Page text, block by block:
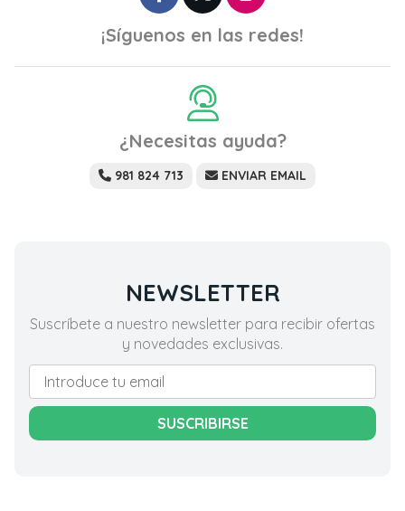
¡Síguenos en las redes!
¿Necesitas ayuda?
981 824 713 ENVIAR EMAIL
NEWSLETTER
Suscríbete a nuestro newsletter para recibir ofertas
y novedades exclusivas.
SUSCRIBIRSE